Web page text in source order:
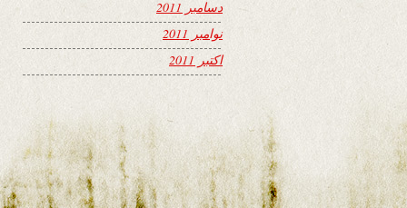
دسامبر 2011
نوامبر 2011
اکتبر 2011